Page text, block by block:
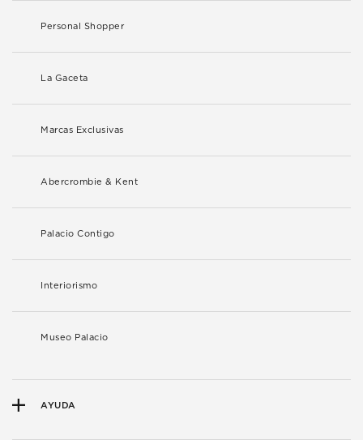
Personal Shopper
La Gaceta
Marcas Exclusivas
Abercrombie & Kent
Palacio Contigo
Interiorismo
Museo Palacio
AYUDA